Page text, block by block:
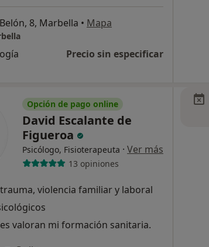
8, Marbella • Mapa
Precio sin especificar
Opción de pago online
David Escalante de
Figueroa
Psicólogo, Fisioterapeuta · Ver más
13 opiniones
violencia familiar y laboral
valoran mi formación sanitaria.